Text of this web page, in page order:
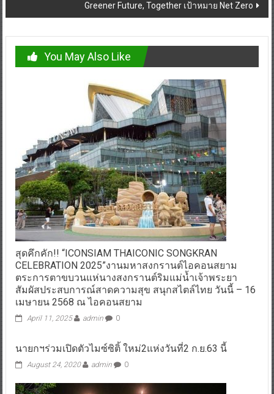
Greener Future, Together เป้าหมาย Net Zero
You May Also Like
สุดคึกคัก!! “ICONSIAM THAICONIC SONGKRAN
CELEBRATION 2025”งานมหาสงกรานต์ไอคอนสยาม
ตระการตาขบวนแห่นางสงกรานต์ริมแม่น้ำเจ้าพระยา
สัมผัสประสบการณ์สาดความสุข สนุกสไตล์ไทย วันนี้ – 16
เมษายน 2568 ณ ไอคอนสยาม
April 11, 2025 admin 0
นายกฯร่วมเปิดตัวไมซ์ซิติ้ ใหม่2แห่งวันที่2 ก.ย.63 นี้
August 24, 2020 admin 0